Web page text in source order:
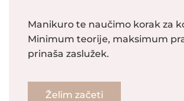
Manikuro te naučimo korak za
Minimum teorije, maksimum
prinaša zaslužek.
Želim začeti